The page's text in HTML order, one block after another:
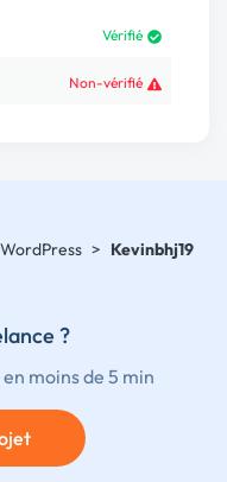
Vérifié
Non-vérifié
> Kevinbhj19
?
moins de 5 min